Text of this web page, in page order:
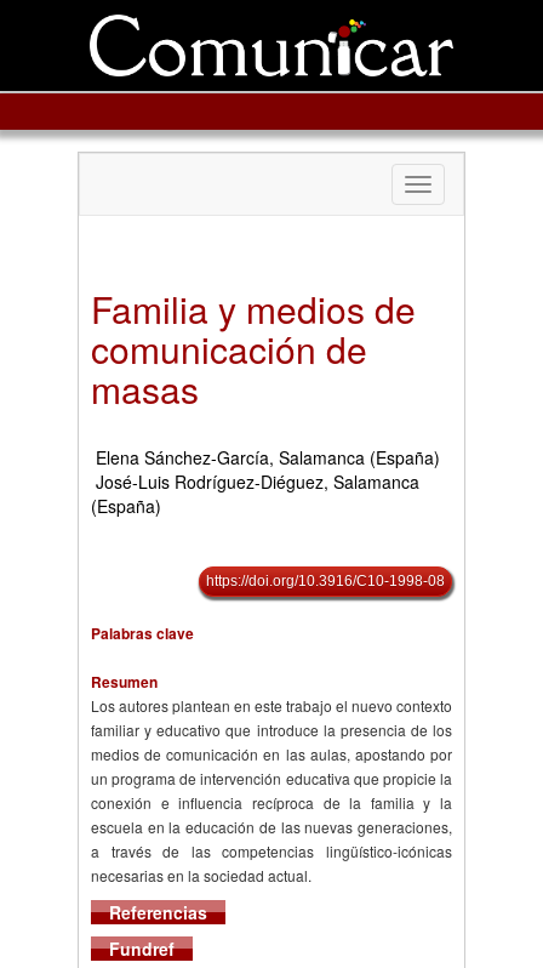
Toggle
navigation
Familia y medios de
comunicación de
masas
Elena Sánchez-García, Salamanca (España)
José-Luis Rodríguez-Diéguez, Salamanca
(España)
https://doi.org/10.3916/C10-1998-08
Palabras clave
Resumen
Los autores plantean en este trabajo el nuevo contexto
familiar y educativo que introduce la presencia de los
medios de comunicación en las aulas, apostando por
un programa de intervención educativa que propicie la
conexión e influencia recíproca de la familia y la
escuela en la educación de las nuevas generaciones,
a través de las competencias lingüístico-icónicas
necesarias en la sociedad actual.
Referencias
Fundref